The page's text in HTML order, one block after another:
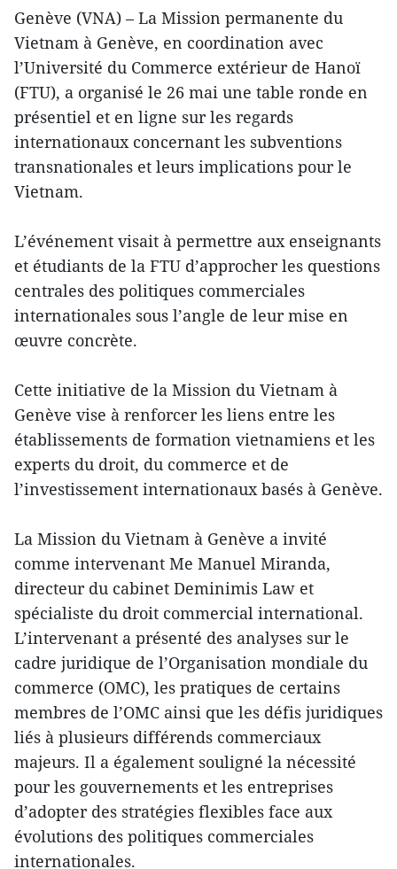
Genève (VNA) – La Mission permanente du
Vietnam à Genève, en coordination avec
l’Université du Commerce extérieur de Hanoï
(FTU), a organisé le 26 mai une table ronde en
présentiel et en ligne sur les regards
internationaux concernant les subventions
transnationales et leurs implications pour le
Vietnam.
L’événement visait à permettre aux enseignants
et étudiants de la FTU d’approcher les questions
centrales des politiques commerciales
internationales sous l’angle de leur mise en
œuvre concrète.
Cette initiative de la Mission du Vietnam à
Genève vise à renforcer les liens entre les
établissements de formation vietnamiens et les
experts du droit, du commerce et de
l’investissement internationaux basés à Genève.
La Mission du Vietnam à Genève a invité
comme intervenant Me Manuel Miranda,
directeur du cabinet Deminimis Law et
spécialiste du droit commercial international.
L’intervenant a présenté des analyses sur le
cadre juridique de l’Organisation mondiale du
commerce (OMC), les pratiques de certains
membres de l’OMC ainsi que les défis juridiques
liés à plusieurs différends commerciaux
majeurs. Il a également souligné la nécessité
pour les gouvernements et les entreprises
d’adopter des stratégies flexibles face aux
évolutions des politiques commerciales
internationales.